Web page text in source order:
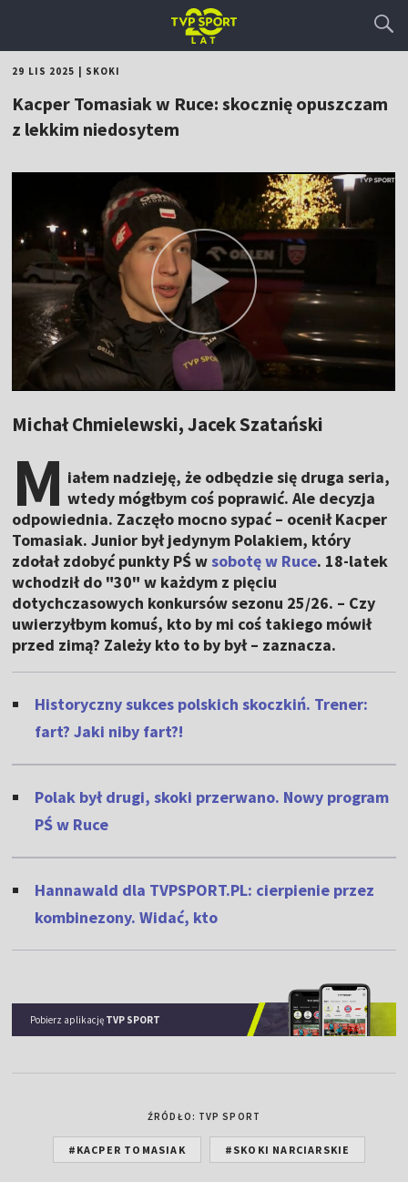
29 LIS 2025 SKOKI
Kacper Tomasiak w Ruce: skocznię opuszczam
z lekkim niedosytem
Michał Chmielewski, Jacek Szatański
M iałem nadzieję, że odbędzie się druga seria,
wtedy mógłbym coś poprawić. Ale decyzja
odpowiednia. Zaczęło mocno sypać – ocenił Kacper
Tomasiak. Junior był jedynym Polakiem, który
zdołał zdobyć punkty PŚ wsobotę w Ruce. 18-latek
wchodził do "30" w każdym z pięciu
dotychczasowych konkursów sezonu 25/26. – Czy
uwierzyłbym komuś, kto by mi coś takiego mówił
przed zimą? Zależy kto to by był – zaznacza.
Historyczny sukces polskich skoczkiń. Trener:
fart? Jaki niby fart?!
Polak był drugi, skoki przerwano. Nowy program
PŚ w Ruce
Hannawald dla TVPSPORT.PL: cierpienie przez
kombinezony. Widać, kto
Pobierz aplikację TVP SPORT
ŹRÓDŁO: TVP SPORT
#KACPER TOMASIAK #SKOKI NARCIARSKIE